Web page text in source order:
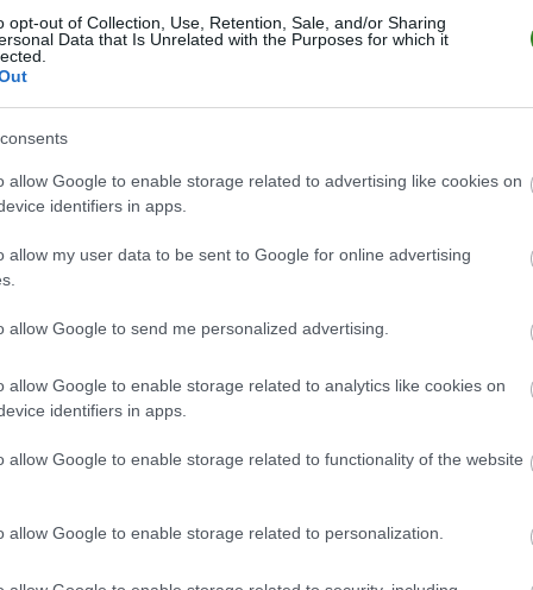
opt-out of Collection, Use, Retention, Sale, and/or Sharing
Data that Is Unrelated with the Purposes for which it
allow Google to enable storage related to advertising like cookies on
identifiers in apps.
allow my user data to be sent to Google for online advertising
allow Google to send me personalized advertising.
allow Google to enable storage related to analytics like cookies on
identifiers in apps.
allow Google to enable storage related to functionality of the website
allow Google to enable storage related to personalization.
12 14 4 2 26-
remis
M PKT Z R P GOLE
11 26 8 2 1 52-11
12 24 33-15
28-
29-
25-
23-
15-
22-